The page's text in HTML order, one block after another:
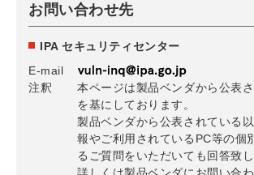
お問い合わせ先
IPA セキュリティセンター
E-mail
注釈
本ページは製品ベンダから公表
を基にしております。
製品ベンダから公表されている
報やご利用されているPC等の個
るご質問をいただいても回答致し
詳しくは製品ベンダにお問い合わ